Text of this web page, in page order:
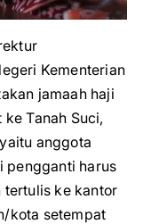
Kementerian
jamaah haji
Tanah Suci,
anggota
pengganti harus
tertulis ke kantor
kota setempat